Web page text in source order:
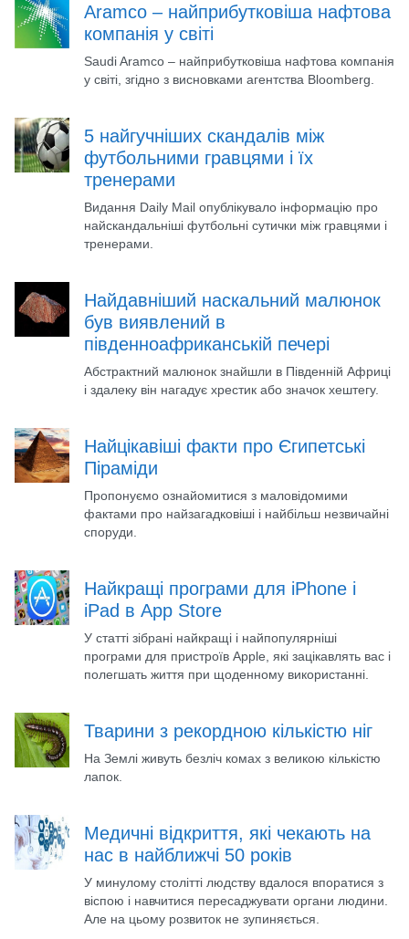
Aramco – найприбутковіша нафтова
компанія у світі
Saudi Aramco – найприбутковіша нафтова компанія
у світі, згідно з висновками агентства Bloomberg.
5 найгучніших скандалів між
футбольними гравцями і їх
тренерами
Видання Daily Mail опублікувало інформацію про
найскандальніші футбольні сутички між гравцями і
тренерами.
Найдавніший наскальний малюнок
був виявлений в
південноафриканській печері
Абстрактний малюнок знайшли в Південній Африці
і здалеку він нагадує хрестик або значок хештегу.
Найцікавіші факти про Єгипетські
Піраміди
Пропонуємо ознайомитися з маловідомими
фактами про найзагадковіші і найбільш незвичайні
споруди.
Найкращі програми для iPhone і
iPad в App Store
У статті зібрані найкращі і найпопулярніші
програми для пристроїв Apple, які зацікавлять вас і
полегшать життя при щоденному використанні.
Тварини з рекордною кількістю ніг
На Землі живуть безліч комах з великою кількістю
лапок.
Медичні відкриття, які чекають на
нас в найближчі 50 років
У минулому столітті людству вдалося впоратися з
віспою і навчитися пересаджувати органи людини.
Але на цьому розвиток не зупиняється.